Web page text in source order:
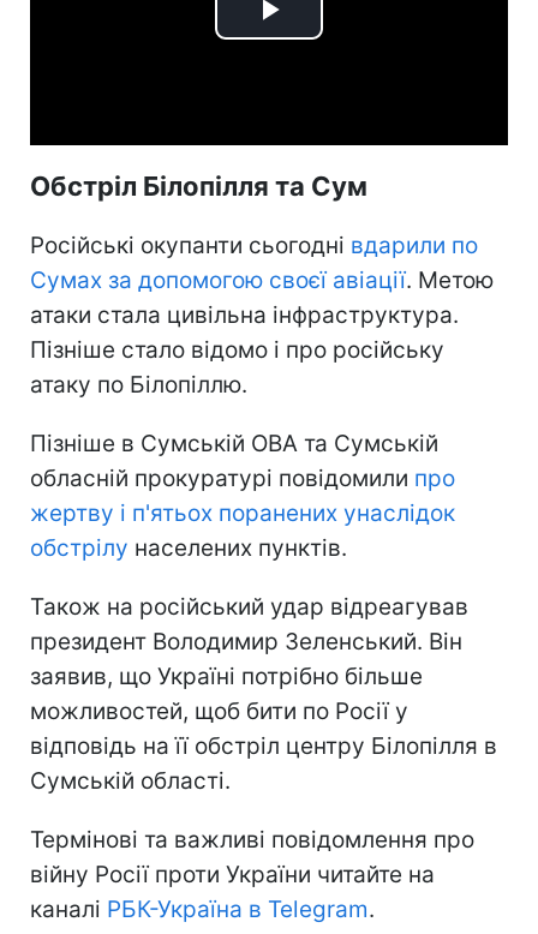
Play
Обстріл Білопілля та Сум
Російські окупанти сьогодні вдарили по
Сумах за допомогою своєї авіації. Метою
атаки стала цивільна інфраструктура.
Пізніше стало відомо і про російську
атаку по Білопіллю.
Пізніше в Сумській ОВА та Сумській
обласній прокуратурі повідомили про
жертву і п'ятьох поранених унаслідок
обстрілу населених пунктів.
Також на російський удар відреагував
президент Володимир Зеленський. Він
заявив, що Україні потрібно більше
можливостей, щоб бити по Росії у
відповідь на її обстріл центру Білопілля в
Сумській області.
Термінові та важливі повідомлення про
війну Росії проти України читайте на
каналі РБК-Україна в Telegram.